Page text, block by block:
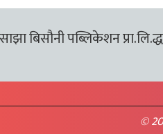
साझा बिसौनी पब्लिकेशन
©